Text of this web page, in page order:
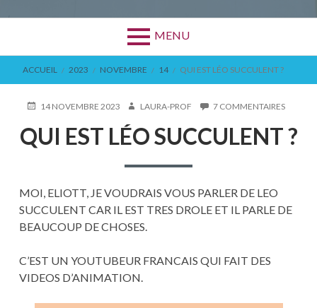
MENU
FIL
D'ARIANE
ACCUEIL 2023 NOVEMBRE 14 QUI EST LÉO SUCCULENT ?
PUBLIÉ14 NOVEMBRE 2023 AUTEUR
LAURA-PROF 7 COMMENTAIRESSUR
EST
LÉO
QUI EST LÉO SUCCULENT ?
MOI, ELIOTT, JE VOUDRAIS VOUS PARLER DE LEO
SUCCULENT CAR IL EST TRES DROLE ET IL PARLE DE
BEAUCOUP DE CHOSES.
C’EST UN YOUTUBEUR FRANCAIS QUI FAIT DES
VIDEOS D’ANIMATION.